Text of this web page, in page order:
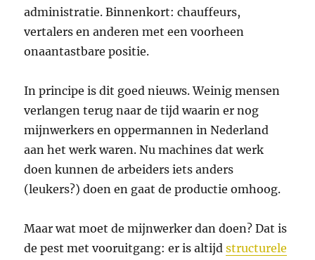
administratie. Binnenkort: chauffeurs,
vertalers en anderen met een voorheen
onaantastbare positie.
In principe is dit goed nieuws. Weinig mensen
verlangen terug naar de tijd waarin er nog
mijnwerkers en oppermannen in Nederland
aan het werk waren. Nu machines dat werk
doen kunnen de arbeiders iets anders
(leukers?) doen en gaat de productie omhoog.
Maar wat moet de mijnwerker dan doen? Dat is
de pest met vooruitgang: er is altijdstructurele